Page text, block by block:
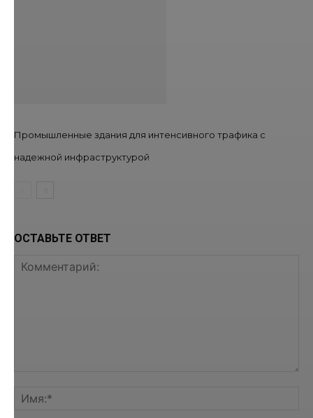
Промышленные здания для интенсивного трафика с
надежной инфраструктурой
ОСТАВЬТЕ ОТВЕТ